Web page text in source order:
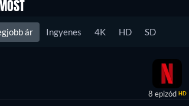
ár Ingyenes 4K HD SD
8 epizód HD